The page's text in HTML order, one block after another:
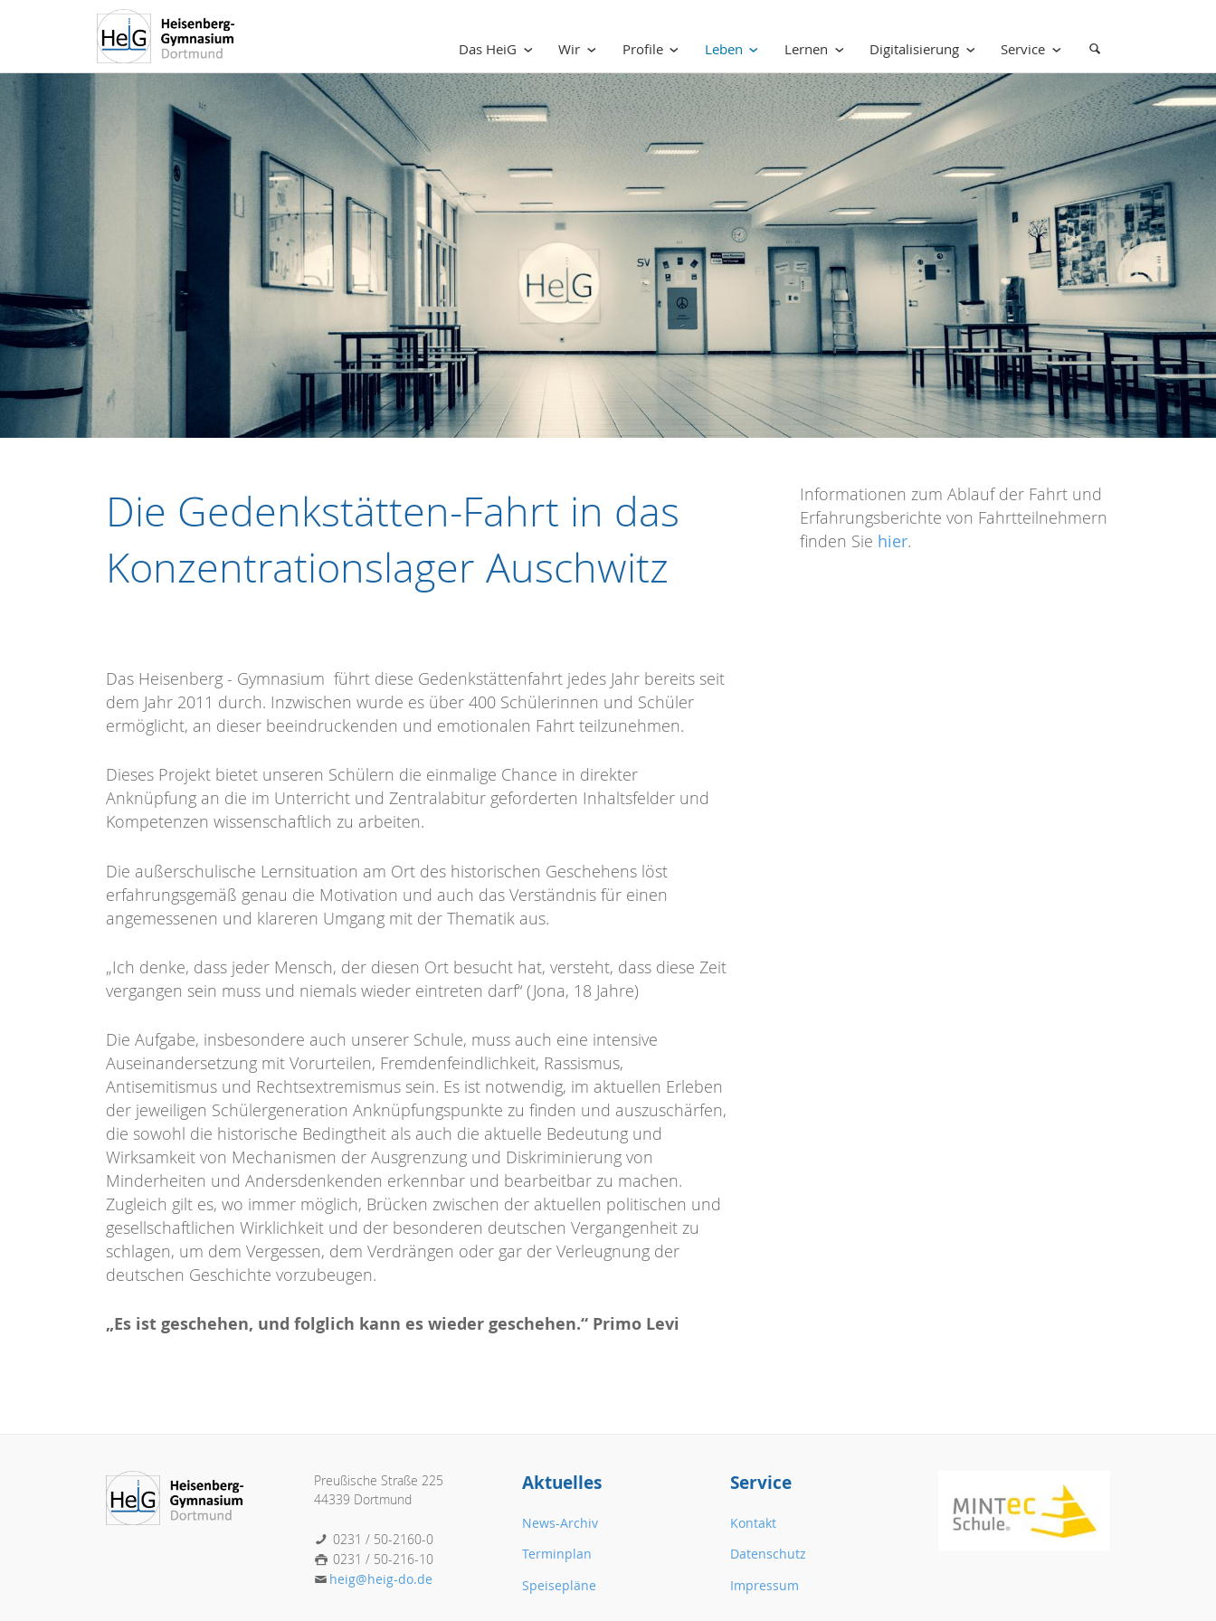
Das HeiG Wir Profile Leben Lernen Digitalisierung Service
Die Gedenkstätten-Fahrt in das
Konzentrationslager Auschwitz
Das Heisenberg - Gymnasium führt diese Gedenkstättenfahrt jedes Jahr bereits seit
dem Jahr 2011 durch. Inzwischen wurde es über 400 Schülerinnen und Schüler
ermöglicht, an dieser beeindruckenden und emotionalen Fahrt teilzunehmen.
Dieses Projekt bietet unseren Schülern die einmalige Chance in direkter
Anknüpfung an die im Unterricht und Zentralabitur geforderten Inhaltsfelder und
Kompetenzen wissenschaftlich zu arbeiten.
Die außerschulische Lernsituation am Ort des historischen Geschehens löst
erfahrungsgemäß genau die Motivation und auch das Verständnis für einen
angemessenen und klareren Umgang mit der Thematik aus.
„Ich denke, dass jeder Mensch, der diesen Ort besucht hat, versteht, dass diese Zeit
vergangen sein muss und niemals wieder eintreten darf“ (Jona, 18 Jahre)
Die Aufgabe, insbesondere auch unserer Schule, muss auch eine intensive
Auseinandersetzung mit Vorurteilen, Fremdenfeindlichkeit, Rassismus,
Antisemitismus und Rechtsextremismus sein. Es ist notwendig, im aktuellen Erleben
der jeweiligen Schülergeneration Anknüpfungspunkte zu finden und auszuschärfen,
die sowohl die historische Bedingtheit als auch die aktuelle Bedeutung und
Wirksamkeit von Mechanismen der Ausgrenzung und Diskriminierung von
Minderheiten und Andersdenkenden erkennbar und bearbeitbar zu machen.
Zugleich gilt es, wo immer möglich, Brücken zwischen der aktuellen politischen und
gesellschaftlichen Wirklichkeit und der besonderen deutschen Vergangenheit zu
schlagen, um dem Vergessen, dem Verdrängen oder gar der Verleugnung der
deutschen Geschichte vorzubeugen.
„Es ist geschehen, und folglich kann es wieder geschehen.“ Primo Levi
Informationen zum Ablauf der Fahrt und
Erfahrungsberichte von Fahrtteilnehmern
finden Sie hier.
Preußische Straße 225
44339 Dortmund
0231 / 50-2160-0
0231 / 50-216-10
heig@heig-do.de
Aktuelles
News-Archiv
Terminplan
Speisepläne
Service
Kontakt
Datenschutz
Impressum